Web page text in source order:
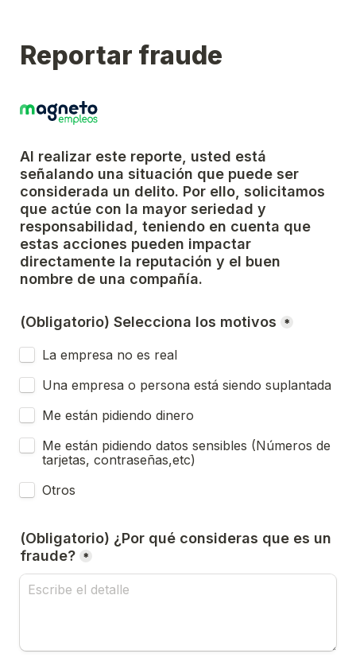
Reportar fraude
Al realizar este reporte, usted está
señalando una situación que puede ser
considerada un delito. Por ello, solicitamos
que actúe con la mayor seriedad y
responsabilidad, teniendo en cuenta que
estas acciones pueden impactar
directamente la reputación y el buen
nombre de una compañía.
(Obligatorio) Selecciona los motivos *
La empresa no es real
Una empresa o persona está siendo suplantada
Me están pidiendo dinero
Me están pidiendo datos sensibles (Números de
tarjetas, contraseñas,etc)
Otros
(Obligatorio) ¿Por qué consideras que es un
fraude? *